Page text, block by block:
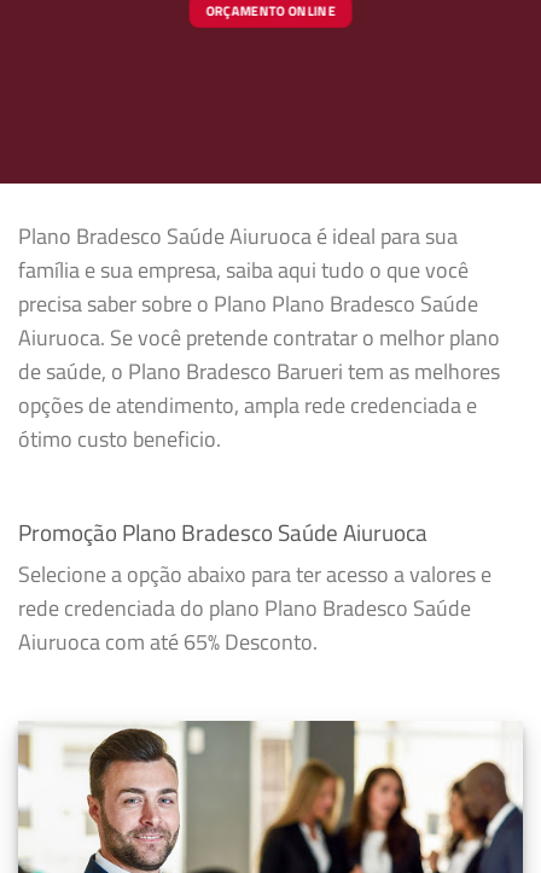
ORÇAMENTO ONLINE
Plano Bradesco Saúde Aiuruoca é ideal para sua
família e sua empresa, saiba aqui tudo o que você
precisa saber sobre o Plano Plano Bradesco Saúde
Aiuruoca. Se você pretende contratar o melhor plano
de saúde, o Plano Bradesco Barueri tem as melhores
opções de atendimento, ampla rede credenciada e
ótimo custo beneficio.
Promoção Plano Bradesco Saúde Aiuruoca
Selecione a opção abaixo para ter acesso a valores e
rede credenciada do plano Plano Bradesco Saúde
Aiuruoca com até 65% Desconto.